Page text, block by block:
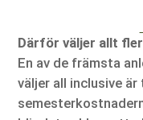
Därför väljer allt
En av de främsta
väljer all inclusive